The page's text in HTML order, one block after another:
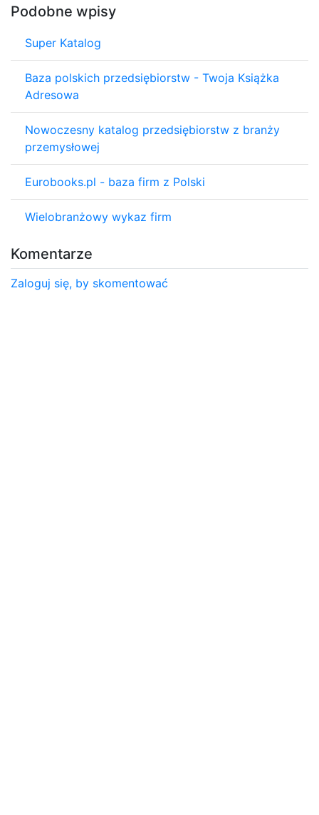
Podobne wpisy
Super Katalog
Baza polskich przedsiębiorstw - Twoja Książka
Adresowa
Nowoczesny katalog przedsiębiorstw z branży
przemysłowej
Eurobooks.pl - baza firm z Polski
Wielobranżowy wykaz firm
Komentarze
Zaloguj się, by skomentować